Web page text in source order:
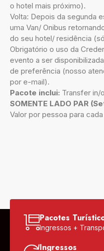
o hotel mais próximo).
Volta: Depois da segunda
uma Van/ Onibus
do seu hotel/ residência
Obrigatório o uso da
evento a ser
de preferência (nosso
por e-mail).
Pacote inclui: Transfer in/
SOMENTE LADO PAR
Valor por pessoa para
Pacotes
Ingressos +
Ingressos